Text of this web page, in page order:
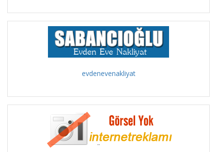
evdenevenakliyat